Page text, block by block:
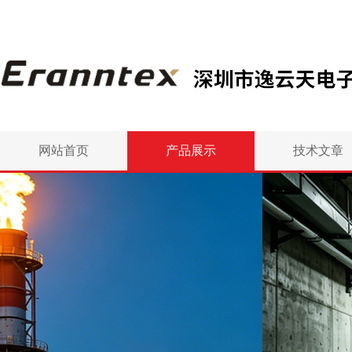
网站首页 产品展示 技术文章